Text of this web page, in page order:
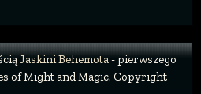
Jaskini Behemota- pierwszego
of Might and Magic. Copyright